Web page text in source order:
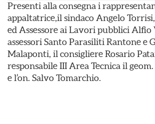
Presenti alla consegna i
appaltatrice,il sindaco Angelo
ed Assessore ai Lavori pubblici Alfio
assessori Santo Parasiliti Rantone e
Malaponti, il consigliere Rosario
responsabile III Area Tecnica il
e l’on. Salvo Tomarchio.